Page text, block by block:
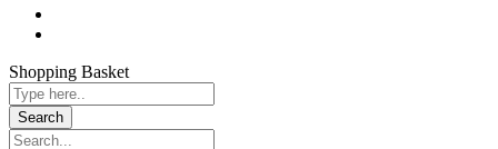
Shopping Basket